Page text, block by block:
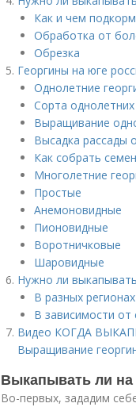
Как и чем
Обработка от
Обрезка
Георгины на юге
Однолетние
Сорта однолетних
Выращивание
Высадка рассады
Как собрать
Многолетние
Простые
Анемоновидные
Пионовидные
Воротничковые
Шаровидные
Нужно ли
В разных регионах
В зависимости от
Видео КОГДА
Выращивание
Выкапывать ли на
Во-первых, зададим